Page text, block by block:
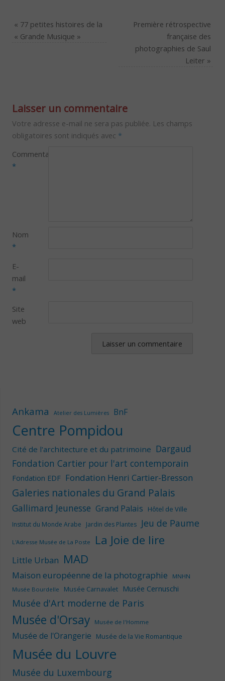
« 77 petites histoires de la
« Grande Musique »
Première rétrospective
française des
photographies de Saul
Leiter »
Laisser un commentaire
Votre adresse e-mail ne sera pas publiée. Les champs
obligatoires sont indiqués avec *
Commentaire
*
Nom
*
E-
mail
*
Site
web
Ankama Atelier des Lumières BnF
Centre Pompidou
Cité de l'architecture et du patrimoine Dargaud
Fondation Cartier pour l'art contemporain
Fondation EDF Fondation Henri Cartier-Bresson
Galeries nationales du Grand Palais
Gallimard Jeunesse Grand Palais Hôtel de Ville
Institut du Monde Arabe Jardin des Plantes Jeu de Paume
L'Adresse Musée de La Poste La Joie de lire
Little Urban MAD
Maison européenne de la photographie
MNHN
Musée Bourdelle
Musée Carnavalet Musée Cernuschi
Musée d'Art moderne de Paris
Musée d'Orsay Musée de l'Homme
Musée de l'Orangerie Musée de la Vie Romantique
Musée du Louvre
Musée du Luxembourg